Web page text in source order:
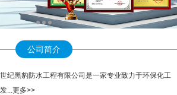
公司简介
黑豹防水工程有限公司是一家专业致力于环保化工
...更多>>